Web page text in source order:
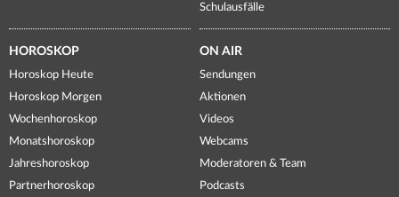
Schulausfälle
HOROSKOP
Horoskop Heute
Horoskop Morgen
Wochenhoroskop
Monatshoroskop
Jahreshoroskop
Partnerhoroskop
ON AIR
Sendungen
Aktionen
Videos
Webcams
Moderatoren & Team
Podcasts